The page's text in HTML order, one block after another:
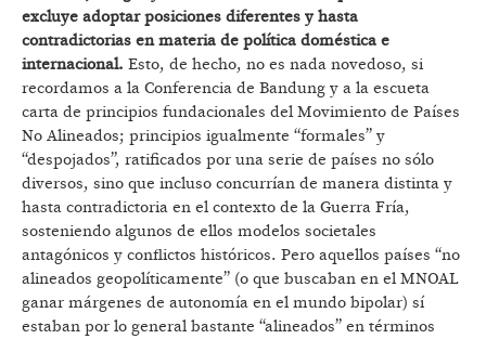
excluye adoptar posiciones diferentes y hasta
contradictorias en materia de política doméstica e
internacional. Esto, de hecho, no es nada novedoso, si
recordamos a la Conferencia de Bandung y a la escueta
carta de principios fundacionales del Movimiento de Países
No Alineados; principios igualmente “formales” y
“despojados”, ratificados por una serie de países no sólo
diversos, sino que incluso concurrían de manera distinta y
hasta contradictoria en el contexto de la Guerra Fría,
sosteniendo algunos de ellos modelos societales
antagónicos y conflictos históricos. Pero aquellos países “no
alineados geopolíticamente” (o que buscaban en el MNOAL
ganar márgenes de autonomía en el mundo bipolar) sí
estaban por lo general bastante “alineados” en términos